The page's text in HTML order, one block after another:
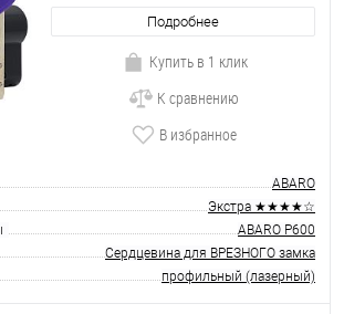
Подробнее
Купить в 1 клик
К сравнению
В избранное
ABARO
Экстра ★★★★☆
ABARO P600
Сердцевина для ВРЕЗНОГО замка
профильный (лазерный)